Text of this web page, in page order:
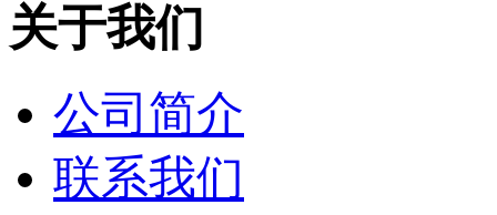
关于我们
公司简介
联系我们